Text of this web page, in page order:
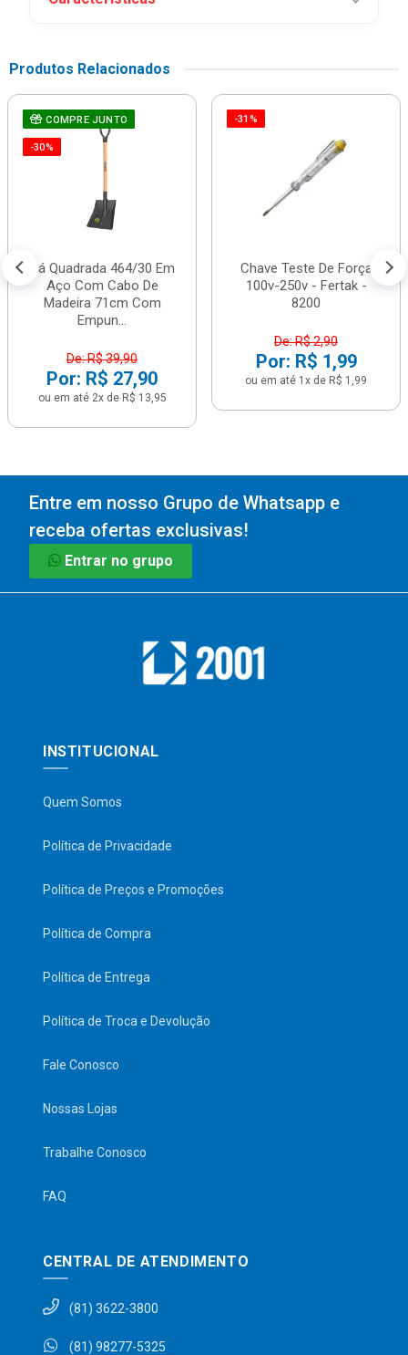
Produtos Relacionados
COMPRE JUNTO
-30%
Pá Quadrada 464/30 Em
Aço Com Cabo De
Madeira 71cm Com
Empun...
De: R$ 39,90
Por: R$ 27,90
ou em até 2x de R$ 13,95
-31%
Chave Teste De Força
100v-250v - Fertak -
8200
De: R$ 2,90
Por: R$ 1,99
ou em até 1x de R$ 1,99
Entre em nosso Grupo de Whatsapp e
receba ofertas exclusivas!
Entrar no grupo
INSTITUCIONAL
Quem Somos
Política de Privacidade
Política de Preços e Promoções
Política de Compra
Política de Entrega
Política de Troca e Devolução
Fale Conosco
Nossas Lojas
Trabalhe Conosco
FAQ
CENTRAL DE ATENDIMENTO
(81) 3622-3800
(81) 98277-5325